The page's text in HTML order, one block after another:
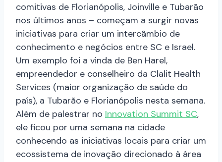
comitivas de Florianópolis, Joinville e Tubarão
nos últimos anos – começam a surgir novas
iniciativas para criar um intercâmbio de
conhecimento e negócios entre SC e Israel.
Um exemplo foi a vinda de Ben Harel,
empreendedor e conselheiro da Clalit Health
Services (maior organização de saúde do
país), a Tubarão e Florianópolis nesta semana.
Além de palestrar no Innovation Summit SC,
ele ficou por uma semana na cidade
conhecendo as iniciativas locais para criar um
ecossistema de inovação direcionado à área